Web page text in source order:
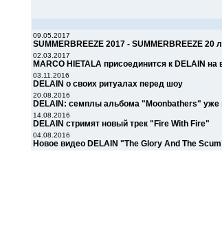
09.05.2017
SUMMERBREEZE 2017 - SUMMERBREEZE 20
02.03.2017
MARCO HIETALA присоединится к DELAIN на
03.11.2016
DELAIN о своих ритуалах перед шоу
20.08.2016
DELAIN: семплы альбома "Moonbathers" уже
14.08.2016
DELAIN стримят новый трек "Fire With Fire"
04.08.2016
Новое видео DELAIN "The Glory And The